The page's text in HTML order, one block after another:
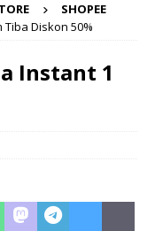
SHOPEE
Diskon 50%
Instant 1